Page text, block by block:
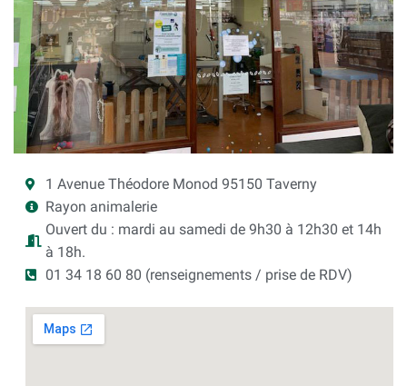
1 Avenue Théodore Monod 95150 Taverny
Rayon animalerie
Ouvert du : mardi au samedi de 9h30 à 12h30 et 14h
à 18h.
01 34 18 60 80 (renseignements / prise de RDV)